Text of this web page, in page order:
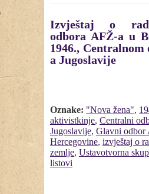
Izvještaj o
odbora AFŽ-a u
1946.,
a Jugoslavije
Oznake: "Nova žena",
aktivistkinje, Centralni
Jugoslavije, Glavni odbor
Hercegovine, izvještaj o
zemlje, Ustavotvorna
listovi